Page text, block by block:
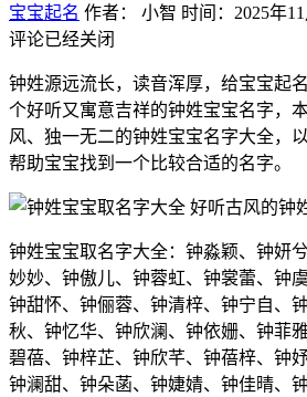
宝宝起名 作者： 小智 时间：2025年
评论已经关闭
钟姓源远流长，读音浑厚，给宝宝起
个好听又寓意吉祥的钟姓宝宝名字，
风、独一无二的钟姓宝宝名字大全，
帮助宝宝找到一个比较合适的名字。
钟姓宝宝取名字大全：钟淼颖、钟妍
妙妙、钟傲儿、钟蓉虹、钟裳蕾、钟
钟甜怀、钟俪蓉、钟清梓、钟宁自、
秋、钟忆华、钟欣澜、钟依姗、钟菲
碧蓓、钟梓芷、钟欣芊、钟蓓梓、钟
钟澜甜、钟朵菡、钟婕婧、钟佳晴、